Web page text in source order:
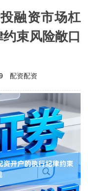
融资市场杠
束风险敞口
配资配资